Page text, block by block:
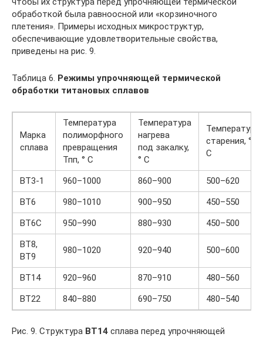
обработкой была равноосной или «корзиночного
плетения». Примеры исходных микроструктур,
обеспечивающие удовлетворительные свойства,
приведены на рис. 9.
Таблица 6. Режимы упрочняющей термической
обработки титановых сплавов
Марка
сплава
Температура
полиморфного
превращения
Тпп, ° С
Температура
нагрева
под закалку,
° С
Температура
старения, °
С
ВТ3-1 960–1000 860–900
500–620
ВТ6
980–1010 900–950
450–550
ВТ6С
950–990 880–930
450–500
ВТ8,
ВТ9
980–1020 920–940 500–600
ВТ14 920–960 870–910
480–560
ВТ22
840–880 690–750 480–540
Рис. 9. Структура ВТ14 сплава перед упрочняющей